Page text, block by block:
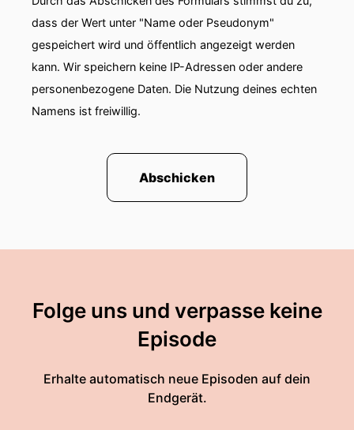
dass der Wert unter "Name oder Pseudonym"
gespeichert wird und öffentlich angezeigt werden
kann. Wir speichern keine IP-Adressen oder andere
personenbezogene Daten. Die Nutzung deines echten
Namens ist freiwillig.
Abschicken
Folge uns und verpasse keine
Episode
Erhalte automatisch neue Episoden auf dein
Endgerät.